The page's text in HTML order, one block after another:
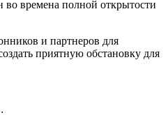
во времена полной открытости
и партнеров для
приятную обстановку для